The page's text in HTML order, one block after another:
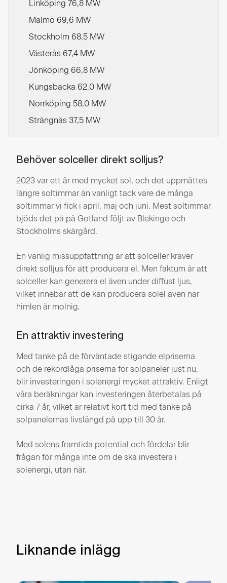
Linköping 76,8 MW
Malmö 69,6 MW
Stockholm 68,5 MW
Västerås 67,4 MW
Jönköping 66,8 MW
Kungsbacka 62,0 MW
Norrköping 58,0 MW
Strängnäs 37,5 MW
Behöver solceller direkt solljus?
2023 var ett år med mycket sol, och det uppmättes
längre soltimmar än vanligt tack vare de många
soltimmar vi fick i april, maj och juni. Mest soltimmar
bjöds det på på Gotland följt av Blekinge och
Stockholms skärgård.
En vanlig missuppfattning är att solceller kräver
direkt solljus för att producera el. Men faktum är att
solceller kan generera el även under diffust ljus,
vilket innebär att de kan producera solel även när
himlen är molnig.
En attraktiv investering
Med tanke på de förväntade stigande elpriserna
och de rekordlåga priserna för solpaneler just nu,
blir investeringen i solenergi mycket attraktiv. Enligt
våra beräkningar kan investeringen återbetalas på
cirka 7 år, vilket är relativt kort tid med tanke på
solpanelernas livslängd på upp till 30 år.
Med solens framtida potential och fördelar blir
frågan för många inte om de ska investera i
solenergi, utan när.
Liknande inlägg